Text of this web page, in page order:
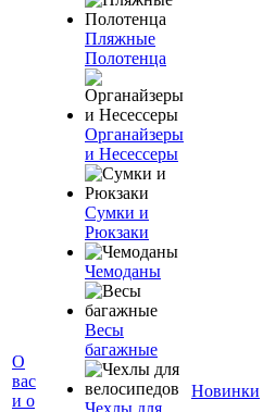
О
вас
и о
Пляжные
Полотенца
Органайзеры
и Несессеры
Сумки и
Рюкзаки
Чемоданы
Весы
багажные
Чехлы для
Новинки